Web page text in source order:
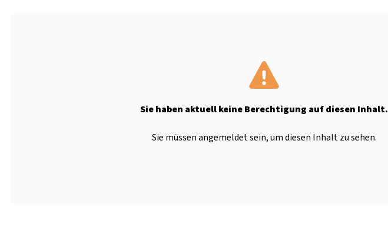
Sie haben aktuell keine Berechtigung auf diesen Inhalt.
Sie müssen angemeldet sein, um diesen Inhalt zu sehen.